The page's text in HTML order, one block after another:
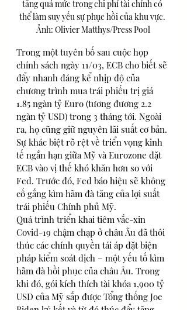
tăng quá mức trong chi phí tài chính có
thể làm suy yếu sự phục hồi của khu vực.
Ảnh: Olivier Matthys/Press Pool
Trong một tuyên bố sau cuộc họp
chính sách ngày 11/03, ECB cho biết sẽ
đẩy nhanh đáng kể nhịp độ của
chương trình mua trái phiếu trị giá
1.85 ngàn tỷ Euro (tương đương 2.2
ngàn tỷ USD) trong 3 tháng tới. Ngoài
ra, họ cũng giữ nguyên lãi suất cơ bản.
Sự khác biệt rõ rệt về triển vọng kinh
tế ngắn hạn giữa Mỹ và Eurozone đặt
ECB vào vị thế khó khăn hơn so với
Fed. Trước đó, Fed báo hiệu sẽ không
cố gắng kìm hãm đà tăng của lợi suất
trái phiếu Chính phủ Mỹ.
Quá trình triển khai tiêm vắc-xin
Covid-19 chậm chạp ở châu Âu đã thôi
thúc các chính quyền tái áp đặt biện
pháp kiểm soát dịch – một yếu tố kìm
hãm đà hồi phục của châu Âu. Trong
khi đó, gói kích thích tài khóa 1,900 tỷ
USD của Mỹ sắp được Tổng thống Joe